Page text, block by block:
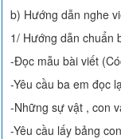
b) Hướng dẫn nghe
1/ Hướng dẫn chuẩn
-Đọc mẫu bài viết
-Yêu cầu ba em đọc
-Những sự vật , con
-Yêu cầu lấy bảng